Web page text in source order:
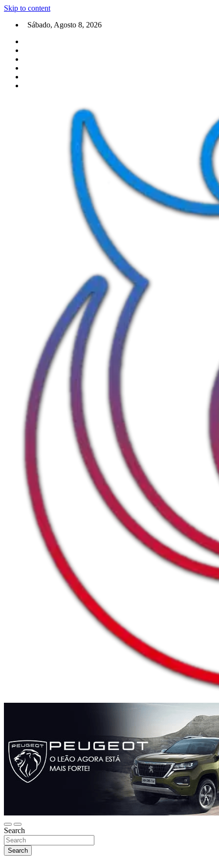
Skip to content
Sábado, Agosto 8, 2026
Search
Search